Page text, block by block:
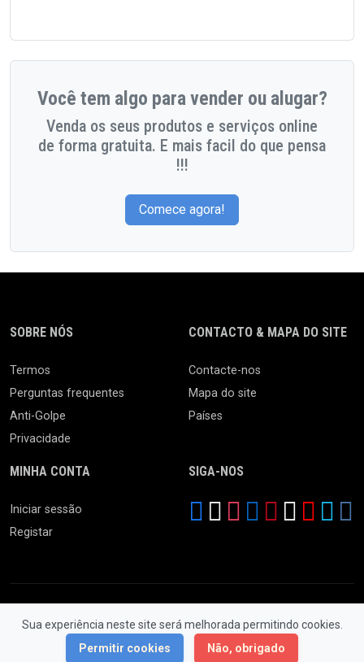
Você tem algo para vender ou alugar?
Venda os seus produtos e serviços online
de forma gratuita. E mais facil do que pensa
!!!
Comece agora!
Sua experiência neste site será melhorada permitindo cookies.
Permitir cookies
Não, obrigado
SOBRE NÓS
Termos
Perguntas frequentes
Anti-Golpe
Privacidade
CONTACTO & MAPA DO SITE
Contacte-nos
Mapa do site
Países
MINHA CONTA
Iniciar sessão
Registar
SIGA-NOS
© 2026 Feira da Ladra. Todos os Direitos Reservados.